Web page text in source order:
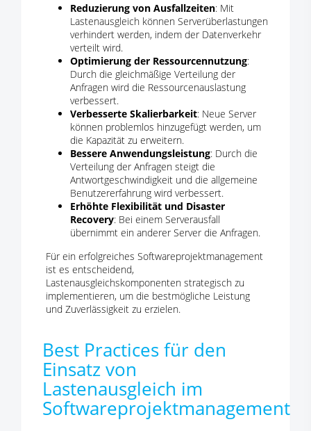
Reduzierung von Ausfallzeiten: Mit
Lastenausgleich können Serverüberlastungen
verhindert werden, indem der Datenverkehr
verteilt wird.
Optimierung der Ressourcennutzung:
Durch die gleichmäßige Verteilung der
Anfragen wird die Ressourcenauslastung
verbessert.
Verbesserte Skalierbarkeit: Neue Server
können problemlos hinzugefügt werden, um
die Kapazität zu erweitern.
Bessere Anwendungsleistung: Durch die
Verteilung der Anfragen steigt die
Antwortgeschwindigkeit und die allgemeine
Benutzererfahrung wird verbessert.
Erhöhte Flexibilität und Disaster
Recovery: Bei einem Serverausfall
übernimmt ein anderer Server die Anfragen.
Für ein erfolgreiches Softwareprojektmanagement
ist es entscheidend,
Lastenausgleichskomponenten strategisch zu
implementieren, um die bestmögliche Leistung
und Zuverlässigkeit zu erzielen.
Best Practices für den
Einsatz von
Lastenausgleich im
Softwareprojektmanagement